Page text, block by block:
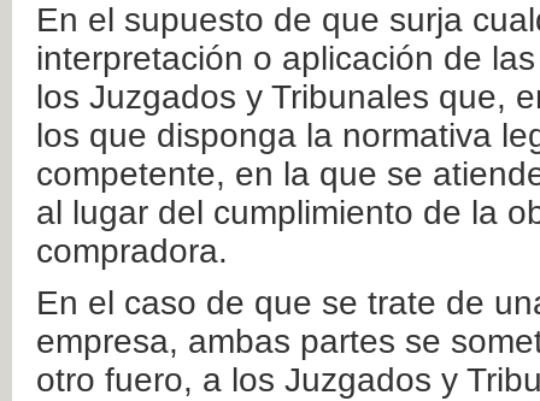
En el supuesto de que surja
interpretación o aplicación de
los Juzgados y Tribunales que,
los que disponga la normativa
competente, en la que se
al lugar del cumplimiento de la
compradora.
En el caso de que se trate de
empresa, ambas partes se
otro fuero, a los Juzgados y